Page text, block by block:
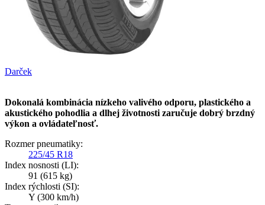
Darček
Dokonalá kombinácia nízkeho valivého odporu, plastického a
akustického pohodlia a dlhej životnosti zaručuje dobrý brzdný
výkon a ovládateľnosť.
Rozmer pneumatiky:
225/45 R18
Index nosnosti (LI):
91 (615 kg)
Index rýchlosti (SI):
Y (300 km/h)